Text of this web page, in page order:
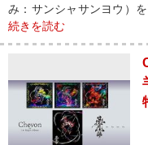
み：サンシャサンヨウ）
続きを読む